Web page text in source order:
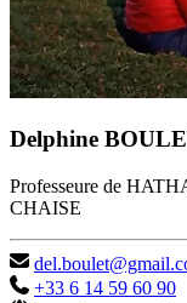
Delphine
Professeure de
CHAISE
+33 6 14 59 60 90